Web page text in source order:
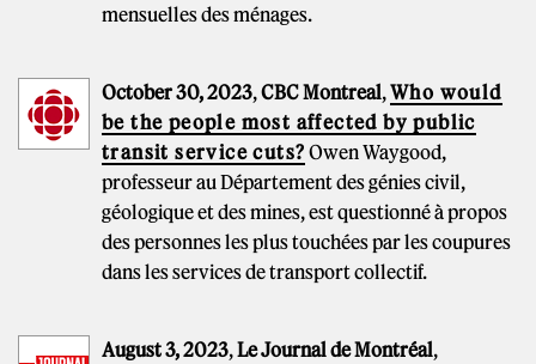
mensuelles des ménages.
October 30, 2023,CBC Montreal,Who would
be the people most affected by public
transit service cuts? Owen Waygood,
professeur au Département des génies civil,
géologique et des mines, est questionné à propos
des personnes les plus touchées par les coupures
dans les services de transport collectif.
August 3, 2023,Le Journal de Montréal,